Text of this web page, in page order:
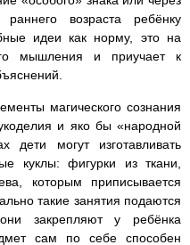
возраста ребёнку
идеи как норму, это на
мышления и приучает к
магического сознания
и яко бы «народной
дети могут изготавливать
куклы: фигурки из ткани,
которым приписывается
такие занятия подаются
закрепляют у ребёнка
сам по себе способен